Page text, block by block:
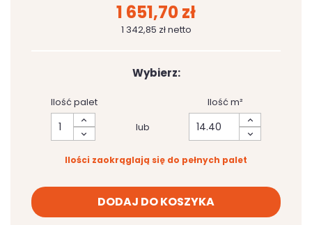
1 651,70 zł
1 342,85 zł netto
Wybierz:
Ilość palet
lub
Ilość m²
Ilości zaokrąglają się do pełnych palet
DODAJ DO KOSZYKA